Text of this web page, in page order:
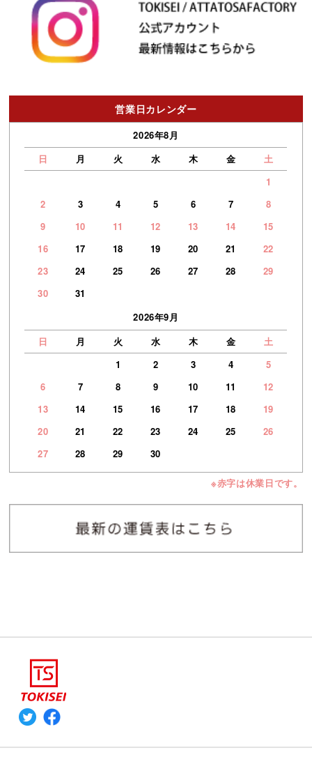
営業日カレンダー
2026年8月
日
月 火 水 木 金
土
1
2
3 4 5 6 7
8
9
10 11 12 13 14
15
16
17 18 19 20 21
22
23
24 25 26 27 28
29
30
31
2026年9月
日
月 火 水 木 金
土
1
2 3 4
5
6
7 8 9 10 11
12
13
14 15 16 17 18
19
20
21 22 23 24 25
26
27
28 29 30
※赤字は休業日です。